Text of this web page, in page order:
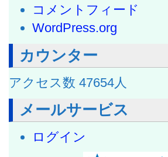
コメントフィード
WordPress.org
カウンター
アクセス数 47654 人
メールサービス
ログイン